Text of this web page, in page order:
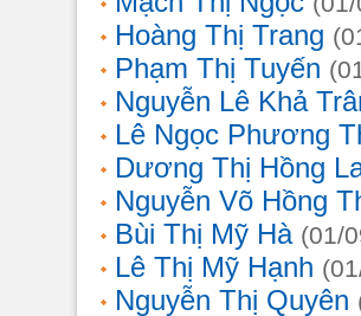
Hoàng Thị Trang
Phạm Thị Tuyến
Nguyễn Lê Khả
Lê Ngọc Phương
Dương Thị Hồng
Nguyễn Võ Hồng
Bùi Thị Mỹ Hà (01/
Lê Thị Mỹ Hạnh
Nguyễn Thị Quyên